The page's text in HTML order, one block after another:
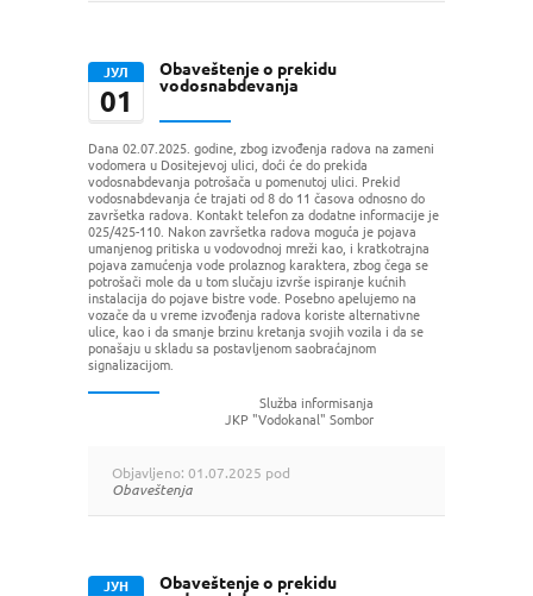
ЈУЛ
01
Obaveštenje o prekidu
vodosnabdevanja
Dana 02.07.2025. godine, zbog izvođenja radova na zameni
vodomera u Dositejevoj ulici, doći će do prekida
vodosnabdevanja potrošača u pomenutoj ulici. Prekid
vodosnabdevanja će trajati od 8 do 11 časova odnosno do
završetka radova. Kontakt telefon za dodatne informacije je
025/425-110. Nakon završetka radova moguća je pojava
umanjenog pritiska u vodovodnoj mreži kao, i kratkotrajna
pojava zamućenja vode prolaznog karaktera, zbog čega se
potrošači mole da u tom slučaju izvrše ispiranje kućnih
instalacija do pojave bistre vode. Posebno apelujemo na
vozače da u vreme izvođenja radova koriste alternativne
ulice, kao i da smanje brzinu kretanja svojih vozila i da se
ponašaju u skladu sa postavljenom saobraćajnom
signalizacijom.
Služba informisanja
JKP "Vodokanal" Sombor
Objavljeno: 01.07.2025 pod
Obaveštenja
ЈУН Obaveštenje o prekidu